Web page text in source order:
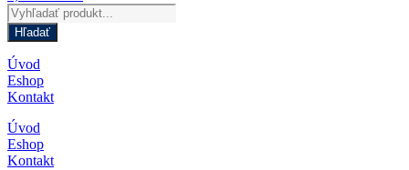
Products
search
Hľadať
Úvod
Eshop
Kontakt
Úvod
Eshop
Kontakt